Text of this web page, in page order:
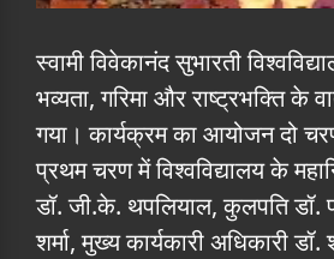
स्वामी विवेकानंद सुभारती
भव्यता, गरिमा और राष्ट्रभक्ति के
गया। कार्यक्रम का आयोजन दो
प्रथम चरण में विश्वविद्यालय के
डॉ. जी.के. थपलियाल, कुलपति डॉ.
शर्मा, मुख्य कार्यकारी अधिकारी